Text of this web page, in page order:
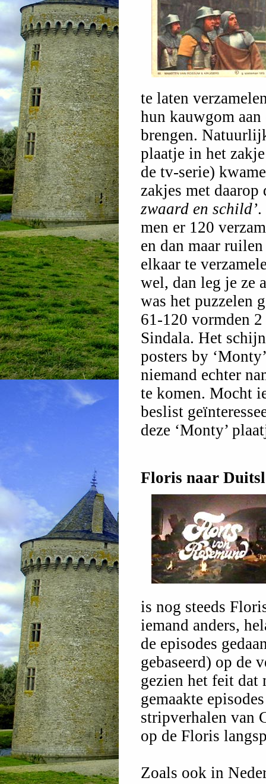
te laten
hun kauwgom
brengen.
plaatje in het
de tv-serie)
zakjes met
zwaard en schild’.
men er 120
en dan maar
elkaar te
wel, dan leg je ze
was het puzzelen
61-120 vormden
Sindala. Het
posters by
niemand echter
te komen. Mocht
beslist
deze ‘Monty’
Floris naar
is nog steeds
iemand anders,
de episodes
gebaseerd) op de
gezien het feit dat
gemaakte
stripverhalen van
op de Floris
Zoals ook in